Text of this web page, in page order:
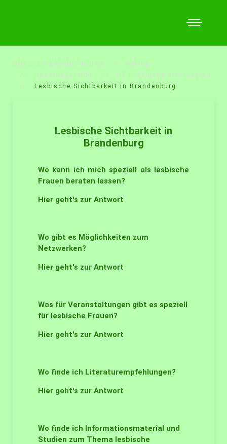
QUEERES BRANDENBURG
Aktion
Handlungsfelder
HF Lesbische Sichtbarkeit
Lesbische Sichtbarkeit in Brandenburg
Lesbische Sichtbarkeit in
Brandenburg
Wo kann ich mich speziell als lesbische
Frauen beraten lassen?
Hier geht's zur Antwort
Wo gibt es Möglichkeiten zum
Netzwerken?
Hier geht's zur Antwort
Was für Veranstaltungen gibt es speziell
für lesbische Frauen?
Hier geht's zur Antwort
Wo finde ich Literaturempfehlungen?
Hier geht's zur Antwort
Wo finde ich Informationsmaterial und
Studien zum Thema lesbische